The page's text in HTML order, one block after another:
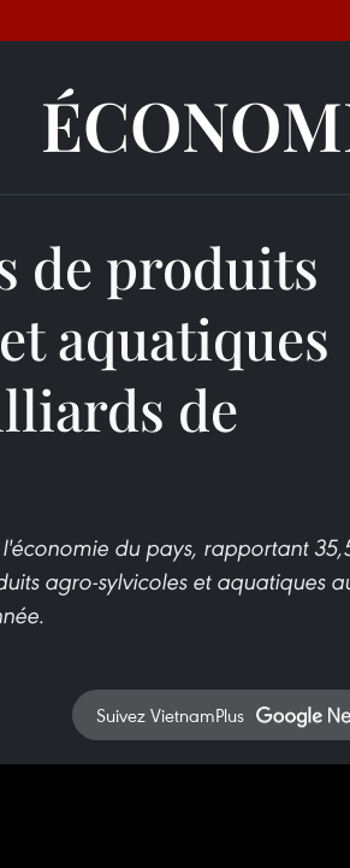
de produits
aquatiques
de
du pays, rapportant
agro-sylvicoles et aquatiques
Suivez VietnamPlus